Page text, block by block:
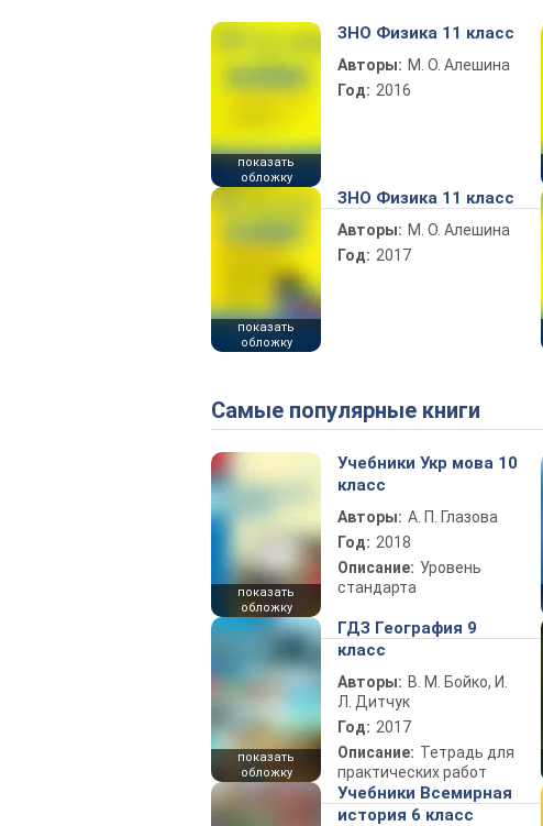
показать
обложку
ЗНО Физика 11 класс
Авторы: М. О. Алешина
Год: 2016
показать
обложку
ЗНО Физика 11 класс
Авторы: М. О. Алешина
Год: 2017
Самые популярные книги
показать
обложку
Учебники Укр мова 10
класс
Авторы: А. П. Глазова
Год: 2018
Описание: Уровень
стандарта
показать
обложку
ГДЗ География 9
класс
Авторы: В. М. Бойко, И.
Л. Дитчук
Год: 2017
Описание: Тетрадь для
практических работ
Учебники Всемирная
история 6 класс